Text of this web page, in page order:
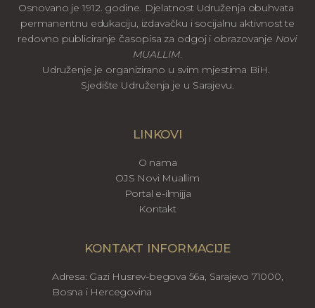
Osnovano je 1912. godine. Djelatnost Udruženja obuhvata
permanentnu edukaciju, izdavačku i socijalnu aktivnost te
redovno publiciranje časopisa za odgoj i obrazovanje Novi
MUALLIM.
Udruženje je organizirano u svim mjestima BiH.
Sjedište Udruženja je u Sarajevu.
LINKOVI
O nama
OJS Novi Muallim
Portal e-ilmijja
Kontakt
KONTAKT INFORMACIJE
Adresa: Gazi Husrev-begova 56a, Sarajevo 71000,
Bosna i Hercegovina